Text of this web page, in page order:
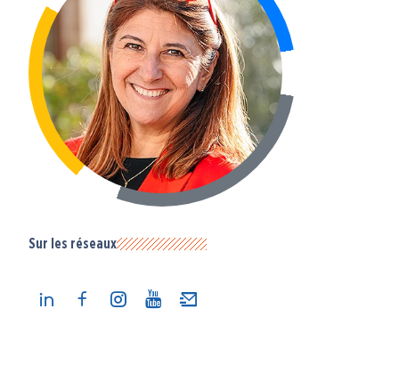
Sur les réseaux